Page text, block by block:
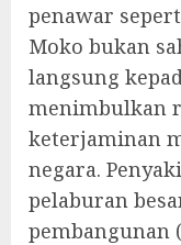
penawar
Moko bukan
langsung
menimbulkan
keterjaminan
negara.
pelaburan
pembangunan